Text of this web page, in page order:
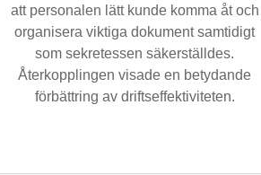
att personalen lätt kunde komma åt och
organisera viktiga dokument samtidigt
som sekretessen säkerställdes.
Återkopplingen visade en betydande
förbättring av driftseffektiviteten.